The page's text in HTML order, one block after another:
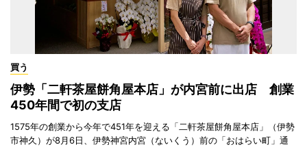
買う
伊勢「二軒茶屋餅角屋本店」が内宮前に出店 創業
450年間で初の支店
1575年の創業から今年で451年を迎える「二軒茶屋餅角屋本店」（伊勢
市神久）が8月6日、伊勢神宮内宮（ないくう）前の「おはらい町」通